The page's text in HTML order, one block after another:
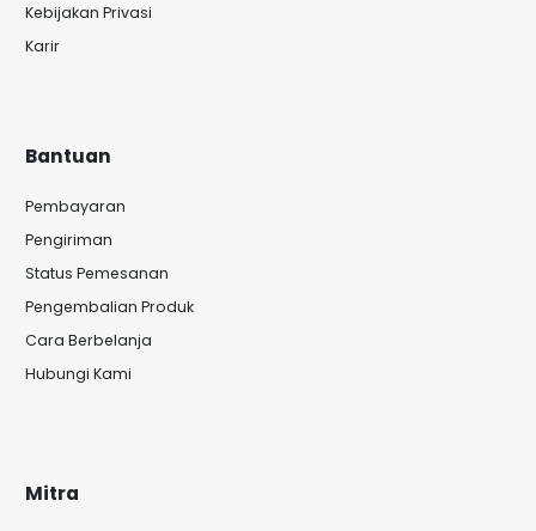
Kebijakan Privasi
Karir
Bantuan
Pembayaran
Pengiriman
Status Pemesanan
Pengembalian Produk
Cara Berbelanja
Hubungi Kami
Mitra